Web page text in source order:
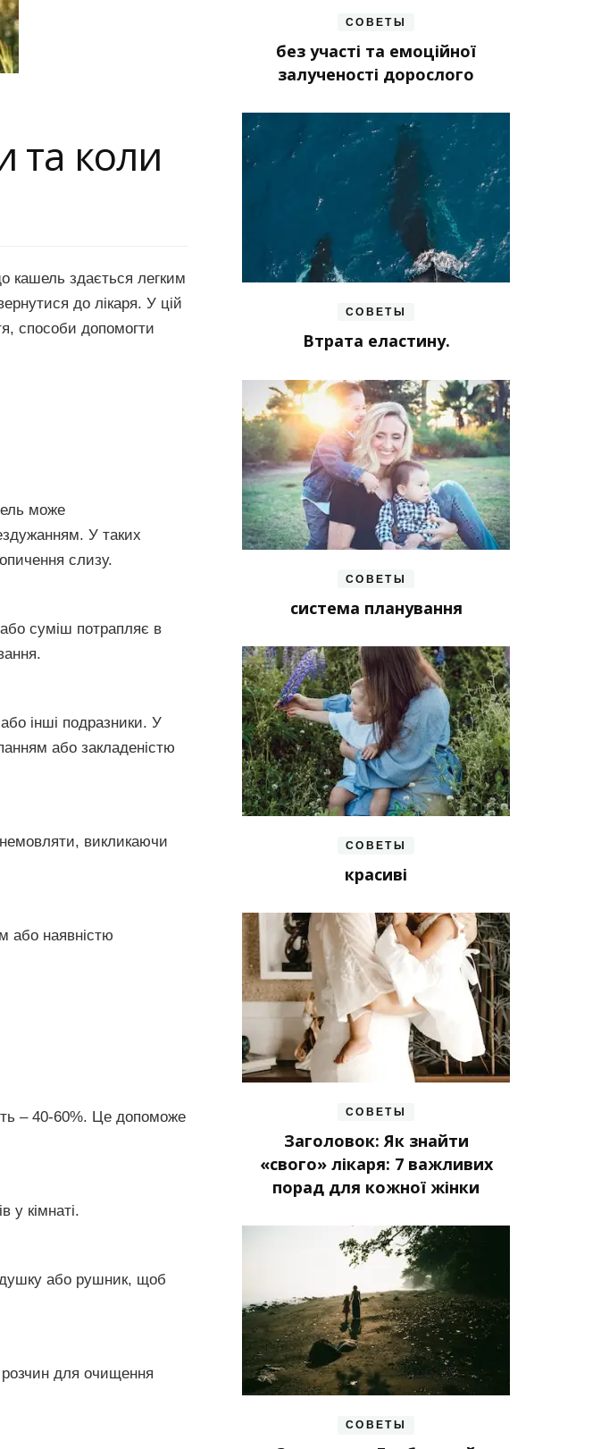
та коли
кашель здається легким
до лікаря. У цій
способи допомогти
може
У таких
слизу.
суміш потрапляє в
інші подразники. У
або закладеністю
викликаючи
або наявністю
– 40-60%. Це допоможе
у кімнаті.
або рушник, щоб
для очищення
СОВЕТЫ
без участі та емоційної
залученості дорослого
СОВЕТЫ
Втрата еластину.
СОВЕТЫ
система планування
СОВЕТЫ
красиві
СОВЕТЫ
Заголовок: Як знайти
«свого» лікаря: 7 важливих
порад для кожної жінки
СОВЕТЫ